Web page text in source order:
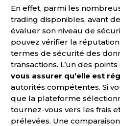
En effet, parmi les
trading disponibles, avant
évaluer son niveau de
pouvez vérifier la
termes de sécurité des
transactions. L’un des
vous assurer qu’elle est
autorités compétentes. Si
que la plateforme
tournez-vous vers les frais
prélevées. Une